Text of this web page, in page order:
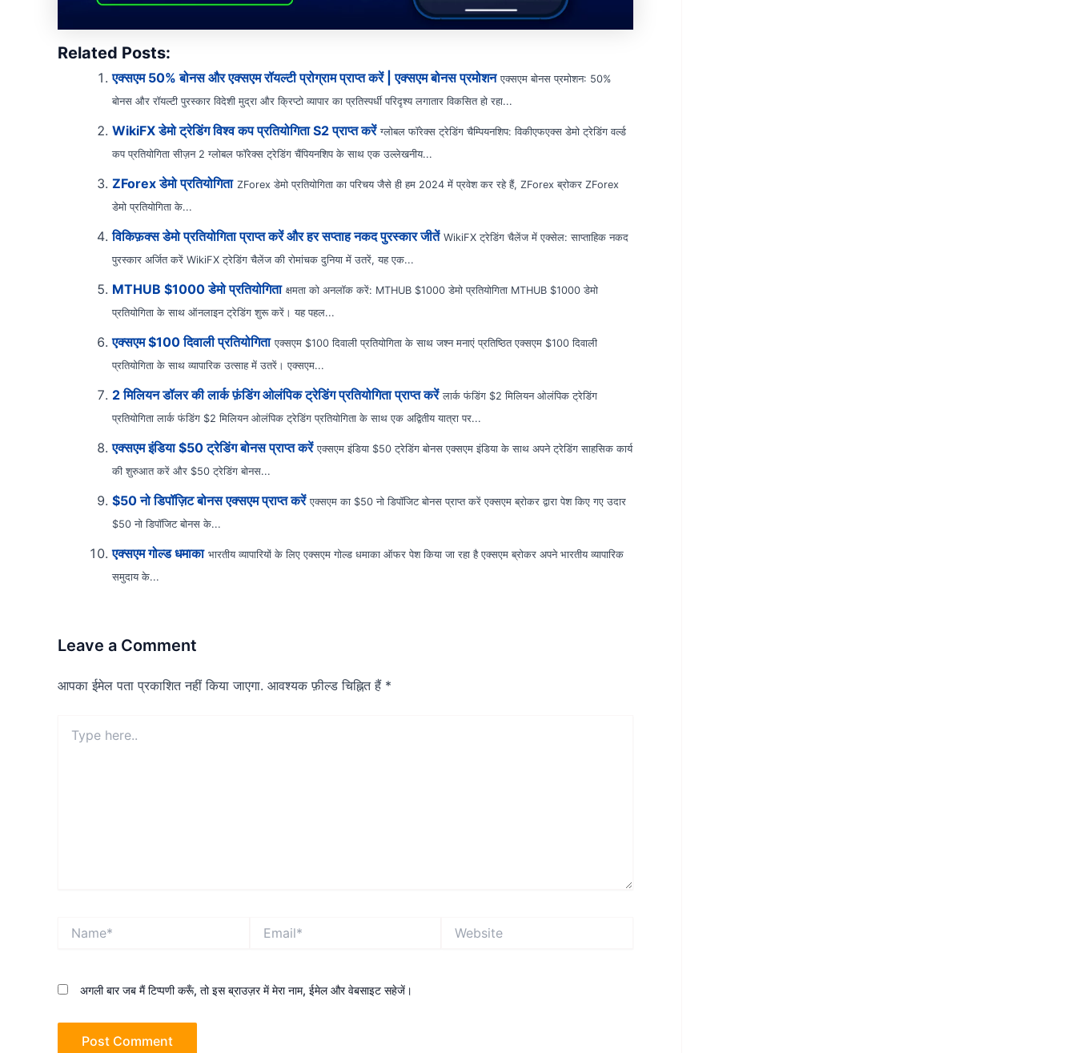
Related Posts:
एक्सएम 50% बोनस और एक्सएम रॉयल्टी प्रोग्राम प्राप्त करें | एक्सएम बोनस प्रमोशन एक्सएम बोनस प्रमोशन: 50%
बोनस और रॉयल्टी पुरस्कार विदेशी मुद्रा और क्रिप्टो व्यापार का प्रतिस्पर्धी परिदृश्य लगातार विकसित हो रहा...
WikiFX डेमो ट्रेडिंग विश्व कप प्रतियोगिता S2 प्राप्त करें ग्लोबल फॉरेक्स ट्रेडिंग चैम्पियनशिप: विकीएफएक्स डेमो ट्रेडिंग वर्ल्ड
कप प्रतियोगिता सीज़न 2 ग्लोबल फॉरेक्स ट्रेडिंग चैंपियनशिप के साथ एक उल्लेखनीय...
ZForex डेमो प्रतियोगिता ZForex डेमो प्रतियोगिता का परिचय जैसे ही हम 2024 में प्रवेश कर रहे हैं, ZForex ब्रोकर ZForex
डेमो प्रतियोगिता के...
विकिफ़क्स डेमो प्रतियोगिता प्राप्त करें और हर सप्ताह नकद पुरस्कार जीतें WikiFX ट्रेडिंग चैलेंज में एक्सेल: साप्ताहिक नकद
पुरस्कार अर्जित करें WikiFX ट्रेडिंग चैलेंज की रोमांचक दुनिया में उतरें, यह एक...
MTHUB $1000 डेमो प्रतियोगिता क्षमता को अनलॉक करें: MTHUB $1000 डेमो प्रतियोगिता MTHUB $1000 डेमो
प्रतियोगिता के साथ ऑनलाइन ट्रेडिंग शुरू करें। यह पहल...
एक्सएम $100 दिवाली प्रतियोगिता एक्सएम $100 दिवाली प्रतियोगिता के साथ जश्न मनाएं प्रतिष्ठित एक्सएम $100 दिवाली
प्रतियोगिता के साथ व्यापारिक उत्साह में उतरें। एक्सएम...
2 मिलियन डॉलर की लार्क फ़ंडिंग ओलंपिक ट्रेडिंग प्रतियोगिता प्राप्त करें लार्क फंडिंग $2 मिलियन ओलंपिक ट्रेडिंग
प्रतियोगिता लार्क फंडिंग $2 मिलियन ओलंपिक ट्रेडिंग प्रतियोगिता के साथ एक अद्वितीय यात्रा पर...
एक्सएम इंडिया $50 ट्रेडिंग बोनस प्राप्त करें एक्सएम इंडिया $50 ट्रेडिंग बोनस एक्सएम इंडिया के साथ अपने ट्रेडिंग साहसिक कार्य
की शुरुआत करें और $50 ट्रेडिंग बोनस...
$50 नो डिपॉज़िट बोनस एक्सएम प्राप्त करें एक्सएम का $50 नो डिपॉजिट बोनस प्राप्त करें एक्सएम ब्रोकर द्वारा पेश किए गए उदार
$50 नो डिपॉजिट बोनस के...
एक्सएम गोल्ड धमाका भारतीय व्यापारियों के लिए एक्सएम गोल्ड धमाका ऑफर पेश किया जा रहा है एक्सएम ब्रोकर अपने भारतीय व्यापारिक
समुदाय के...
Leave a Comment
आपका ईमेल पता प्रकाशित नहीं किया जाएगा. आवश्यक फ़ील्ड चिह्नित हैं *
here..
अगली बार जब मैं टिप्पणी करूँ, तो इस ब्राउज़र में मेरा नाम, ईमेल और वेबसाइट सहेजें।